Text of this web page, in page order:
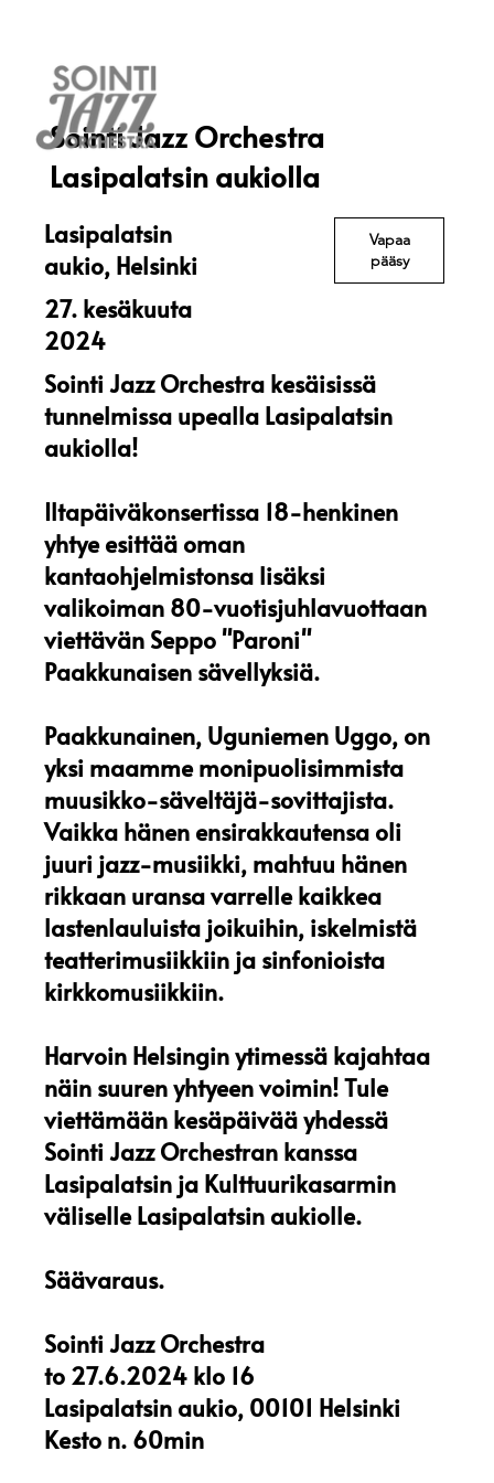
Sointi Jazz Orchestra
Lasipalatsin aukiolla
Lasipalatsin
aukio, Helsinki
27. kesäkuuta
2024
Sointi Jazz Orchestra kesäisissä
tunnelmissa upealla Lasipalatsin
aukiolla!
Iltapäiväkonsertissa 18-henkinen
yhtye esittää oman
kantaohjelmistonsa lisäksi
valikoiman 80-vuotisjuhlavuottaan
viettävän Seppo "Paroni"
Paakkunaisen sävellyksiä.
Paakkunainen, Uguniemen Uggo, on
yksi maamme monipuolisimmista
muusikko-säveltäjä-sovittajista.
Vaikka hänen ensirakkautensa oli
juuri jazz-musiikki, mahtuu hänen
rikkaan uransa varrelle kaikkea
lastenlauluista joikuihin, iskelmistä
teatterimusiikkiin ja sinfonioista
kirkkomusiikkiin.
Harvoin Helsingin ytimessä kajahtaa
näin suuren yhtyeen voimin! Tule
viettämään kesäpäivää yhdessä
Sointi Jazz Orchestran kanssa
Lasipalatsin ja Kulttuurikasarmin
väliselle Lasipalatsin aukiolle.
Säävaraus.
Sointi Jazz Orchestra
to 27.6.2024 klo 16
Lasipalatsin aukio, 00101 Helsinki
Kesto n. 60min
Vapaa
pääsy